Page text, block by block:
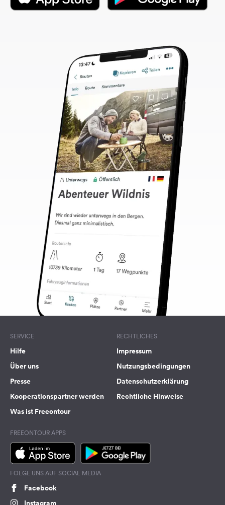
SERVICE
Hilfe
Über uns
Presse
Kooperationspartner werden
Was ist Freeontour
RECHTLICHES
Impressum
Nutzungsbedingungen
Datenschutzerklärung
Rechtliche Hinweise
FREEONTOUR APPS
FOLGE UNS AUF SOCIAL MEDIA
Facebook
Instagram